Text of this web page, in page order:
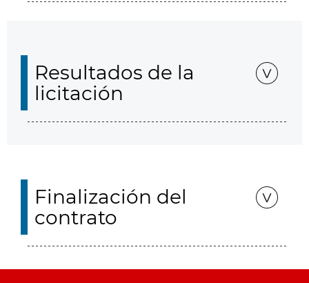
Resultados de la
licitación
Finalización del
contrato